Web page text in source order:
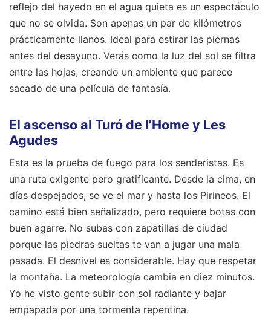
reflejo del hayedo en el agua quieta es un espectáculo
que no se olvida. Son apenas un par de kilómetros
prácticamente llanos. Ideal para estirar las piernas
antes del desayuno. Verás como la luz del sol se filtra
entre las hojas, creando un ambiente que parece
sacado de una película de fantasía.
El ascenso al Turó de l'Home y Les
Agudes
Esta es la prueba de fuego para los senderistas. Es
una ruta exigente pero gratificante. Desde la cima, en
días despejados, se ve el mar y hasta los Pirineos. El
camino está bien señalizado, pero requiere botas con
buen agarre. No subas con zapatillas de ciudad
porque las piedras sueltas te van a jugar una mala
pasada. El desnivel es considerable. Hay que respetar
la montaña. La meteorología cambia en diez minutos.
Yo he visto gente subir con sol radiante y bajar
empapada por una tormenta repentina.